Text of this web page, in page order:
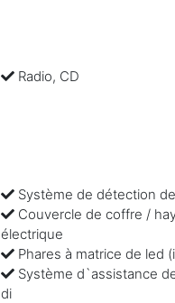
Radio, CD
Système de détection
Couvercle de coffre /
électrique
Phares à matrice de led
Système d`assistance
di